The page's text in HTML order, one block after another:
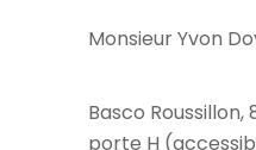
Monsieur Yvon
Basco
porte H